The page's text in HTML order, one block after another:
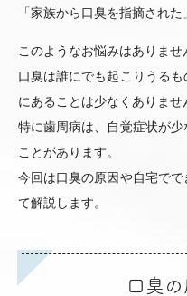
「家族から口臭を指摘された」
このようなお悩みはありませ
口臭は誰にでも起こりうる
にあることは少なくありませ
特に歯周病は、自覚症状が
ことがあります。
今回は口臭の原因や自宅で
て解説します。
口臭